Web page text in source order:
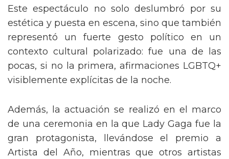
Este espectáculo no solo deslumbró por su
estética y puesta en escena, sino que también
representó un fuerte gesto político en un
contexto cultural polarizado: fue una de las
pocas, si no la primera, afirmaciones LGBTQ+
visiblemente explícitas de la noche.
Además, la actuación se realizó en el marco
de una ceremonia en la que Lady Gaga fue la
gran protagonista, llevándose el premio a
Artista del Año, mientras que otros artistas